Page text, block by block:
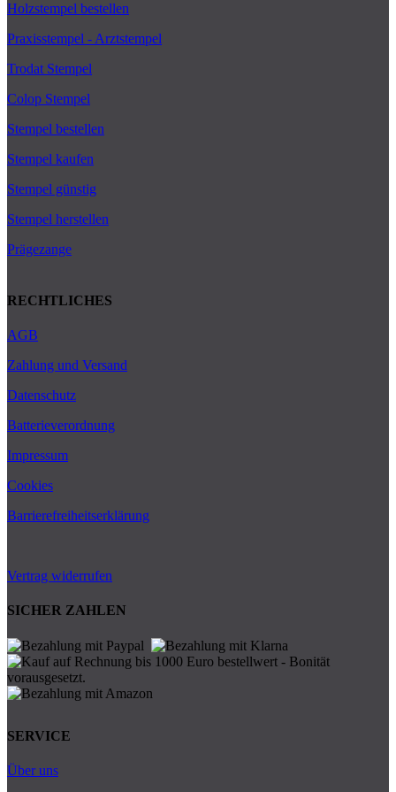
Holzstempel bestellen
Praxisstempel - Arztstempel
Trodat Stempel
Colop Stempel
Stempel bestellen
Stempel kaufen
Stempel günstig
Stempel herstellen
Prägezange
RECHTLICHES
AGB
Zahlung und Versand
Datenschutz
Batterieverordnung
Impressum
Cookies
Barrierefreiheitserklärung
Vertrag widerrufen
SICHER ZAHLEN
SERVICE
Über uns